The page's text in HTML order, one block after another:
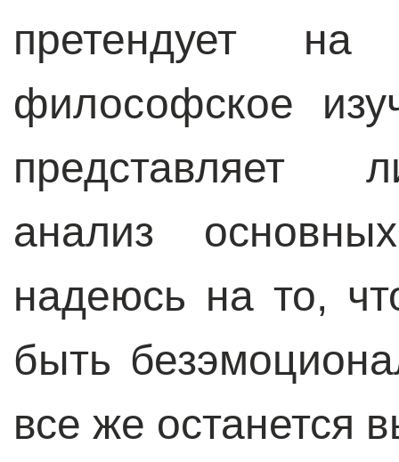
претендует на
философское
представляет
анализ
надеюсь на то,
быть
все же останется